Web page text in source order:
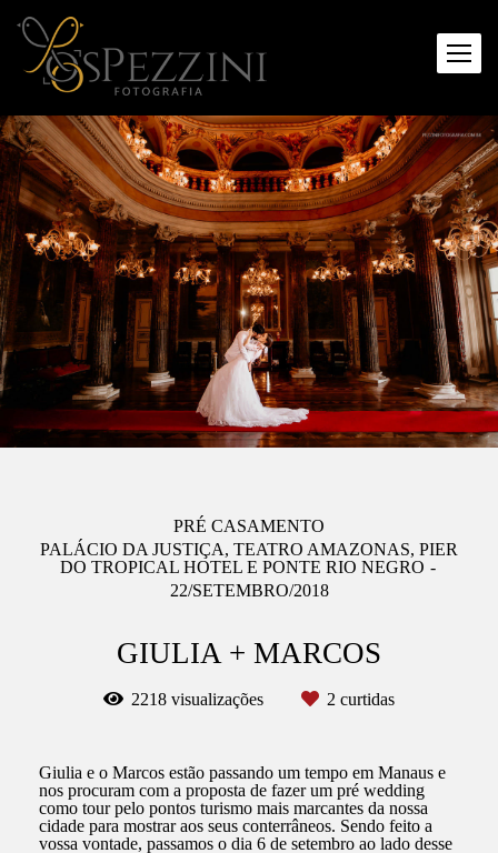
PRÉ CASAMENTO
PALÁCIO DA JUSTIÇA, TEATRO AMAZONAS, PIER
DO TROPICAL HOTEL E PONTE RIO NEGRO
22/SETEMBRO/2018
GIULIA + MARCOS
2218 visualizações 2 curtidas
Giulia e o Marcos estão passando um tempo em Manaus e
nos procuram com a proposta de fazer um pré wedding
como tour pelo pontos turismo mais marcantes da nossa
cidade para mostrar aos seus conterrâneos. Sendo feito a
vossa vontade, passamos o dia 6 de setembro ao lado desse